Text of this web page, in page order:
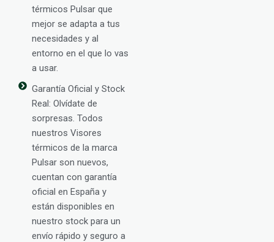
térmicos Pulsar que
mejor se adapta a tus
necesidades y al
entorno en el que lo vas
a usar.
Garantía Oficial y Stock
Real: Olvídate de
sorpresas. Todos
nuestros Visores
térmicos de la marca
Pulsar son nuevos,
cuentan con garantía
oficial en España y
están disponibles en
nuestro stock para un
envío rápido y seguro a